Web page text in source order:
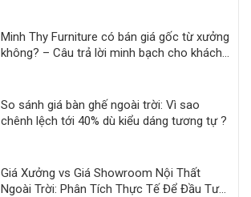
Minh Thy Furniture có bán giá gốc từ xưởng
không? – Câu trả lời minh bạch cho khách
So sánh giá bàn ghế ngoài trời: Vì sao
chênh lệch tới 40% dù kiểu dáng tương tự ?
Giá Xưởng vs Giá Showroom Nội Thất
Ngoài Trời: Phân Tích Thực Tế Để Đầu Tư